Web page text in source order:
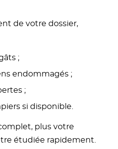
de votre dossier,
;
endommagés ;
;
si disponible.
plus votre
étudiée rapidement.